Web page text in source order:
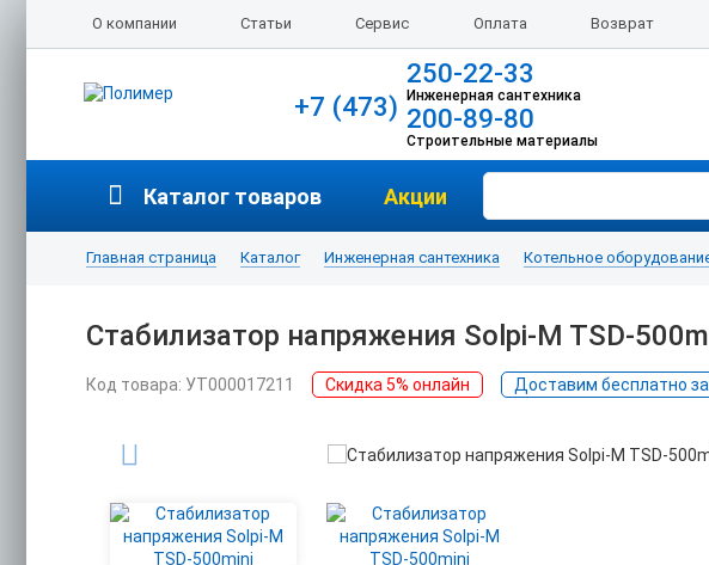
О компании Статьи Сервис Оплата Возврат
+7 (473)
250-22-33
Инженерная сантехника
200-89-80
Строительные материалы
Каталог товаров Акции
Главная страница Каталог Инженерная сантехника Котельное
Стабилизатор напряжения Solpi-M TSD-
Код товара: УТ000017211 Скидка 5% онлайн Доставим бесплатно